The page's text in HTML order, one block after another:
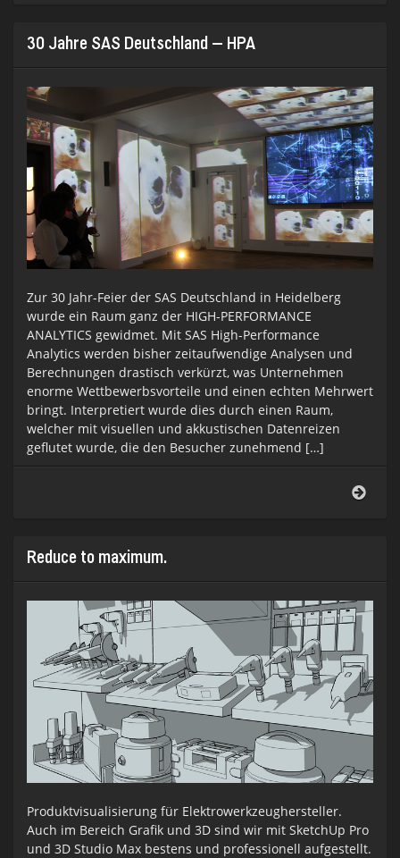
30 Jahre SAS Deutschland – HPA
Zur 30 Jahr-Feier der SAS Deutschland in Heidelberg
wurde ein Raum ganz der HIGH-PERFORMANCE
ANALYTICS gewidmet. Mit SAS High-Performance
Analytics werden bisher zeitaufwendige Analysen und
Berechnungen drastisch verkürzt, was Unternehmen
enorme Wettbewerbsvorteile und einen echten Mehrwert
bringt. Interpretiert wurde dies durch einen Raum,
welcher mit visuellen und akkustischen Datenreizen
geflutet wurde, die den Besucher zunehmend […]
Reduce to maximum.
Produktvisualisierung für Elektrowerkzeughersteller.
Auch im Bereich Grafik und 3D sind wir mit SketchUp Pro
und 3D Studio Max bestens und professionell aufgestellt.